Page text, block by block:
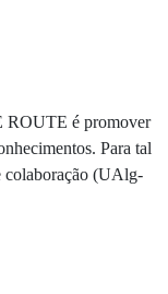
ROUTE é promover
Para tal
colaboração (UAlg-